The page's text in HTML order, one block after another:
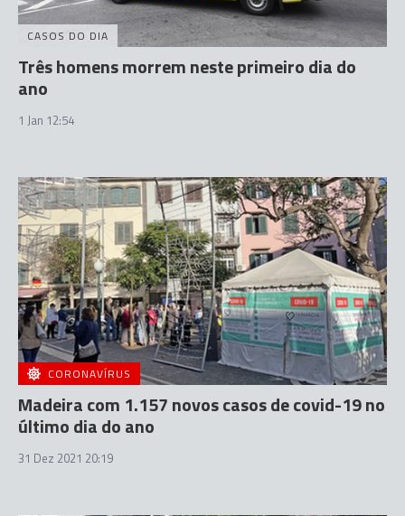
CASOS DO DIA
Três homens morrem neste primeiro dia do
ano
1 Jan 12:54
CORONAVÍRUS
Madeira com 1.157 novos casos de covid-19 no
último dia do ano
31 Dez 2021 20:19